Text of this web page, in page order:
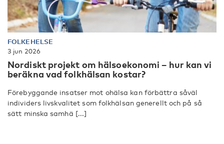
FOLKEHELSE
3 jun 2026
Nordiskt projekt om hälsoekonomi – hur kan vi
beräkna vad folkhälsan kostar?
Förebyggande insatser mot ohälsa kan förbättra såväl
individers livskvalitet som folkhälsan generellt och på så
sätt minska samhä [...]